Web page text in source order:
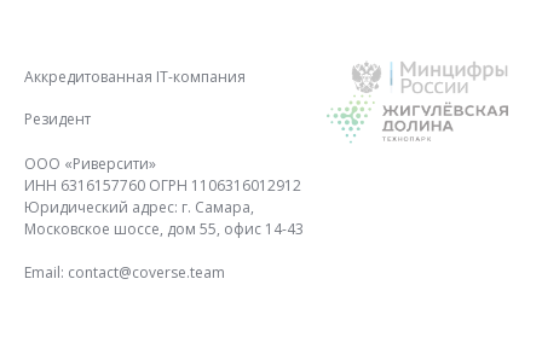
ООО «Риверсити»
ИНН 6316157760 ОГРН 1106316012912
Юридический адрес: г. Самара,
Московское шоссе, дом 55, офис 14-43
Email: contact@coverse.team
Аккредитованная IT-компания
Резидент